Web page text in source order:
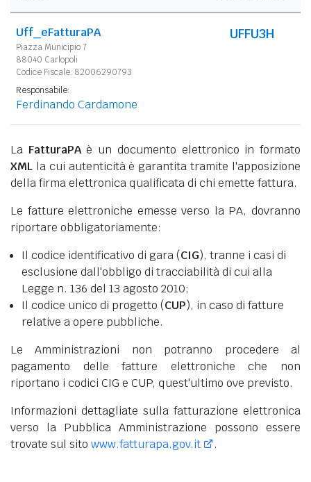
Uff_eFatturaPA
Piazza Municipio 7
88040 Carlopoli
Codice Fiscale: 82006290793
UFFU3H
Responsabile:
Ferdinando Cardamone
La FatturaPAè un documento elettronico in formato
XML la cui autenticità è garantita tramite l'apposizione
della firma elettronica qualificata di chi emette fattura.
Le fatture elettroniche emesse verso la PA, dovranno
riportare obbligatoriamente:
Il codice identificativo di gara (CIG), tranne i casi di
esclusione dall'obbligo di tracciabilità di cui alla
Legge n. 136 del 13 agosto 2010;
Il codice unico di progetto (CUP), in caso di fatture
relative a opere pubbliche.
Le Amministrazioni non potranno procedere al
pagamento delle fatture elettroniche che non
riportano i codici CIG e CUP, quest'ultimo ove previsto.
Informazioni dettagliate sulla fatturazione elettronica
verso la Pubblica Amministrazione possono essere
trovate sul sito www.fatturapa.gov.it .